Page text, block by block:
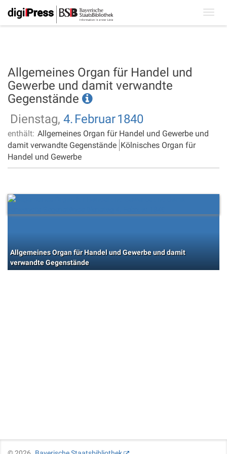
Allgemeines Organ für Handel und
Gewerbe und damit verwandte
Gegenstände
Dienstag, 4. Februar1840
enthält: Allgemeines Organ für Handel und Gewerbe und
damit verwandte Gegenstände Kölnisches Organ für
Handel und Gewerbe
Allgemeines Organ für Handel und Gewerbe und damit
verwandte Gegenstände